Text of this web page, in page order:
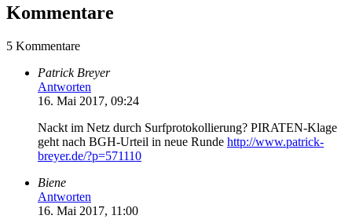
Kommentare
5 Kommentare
Patrick Breyer
Antworten
16. Mai 2017, 09:24
Nackt im Netz durch Surfprotokollierung? PIRATEN-Klage
geht nach BGH-Urteil in neue Runde http://www.patrick-
breyer.de/?p=571110
Biene
Antworten
16. Mai 2017, 11:00